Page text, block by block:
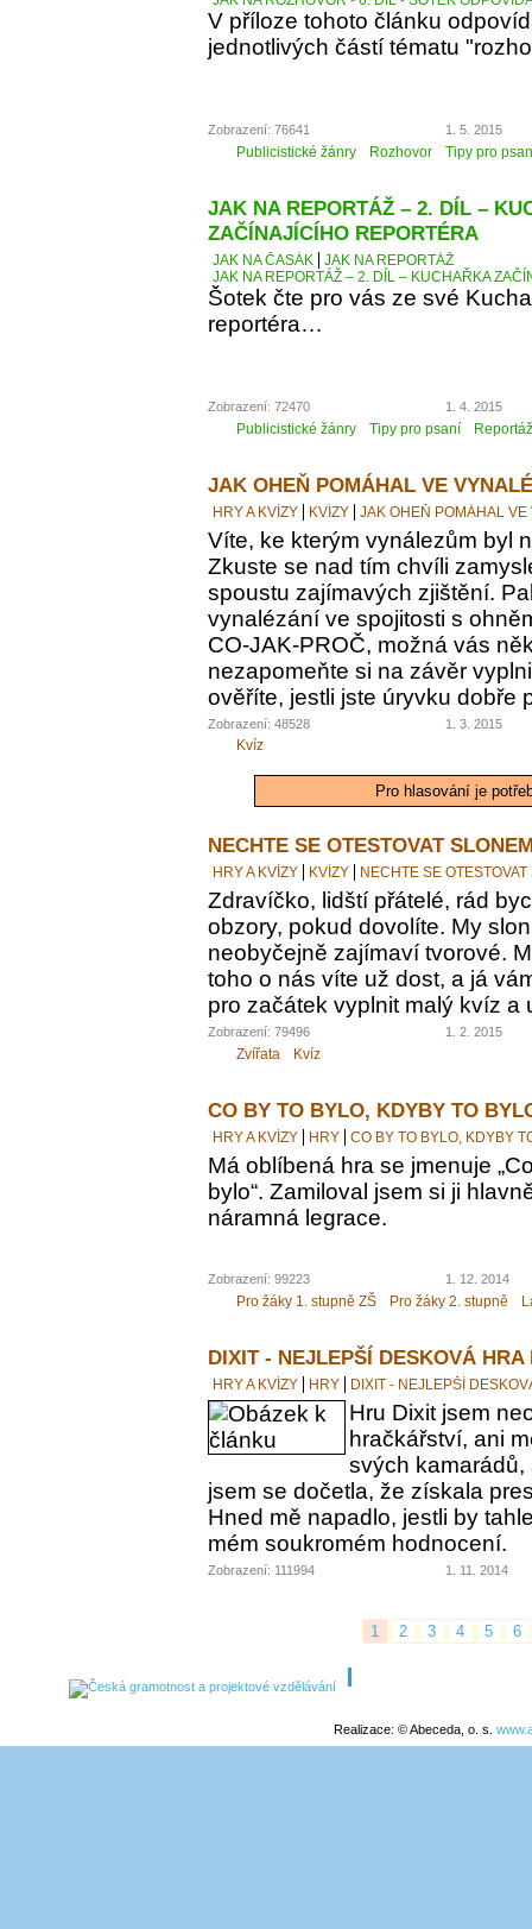
V příloze tohoto článku
jednotlivých částí tématu
Zobrazení: 76641 1. 5. 2015
Publicistické žánry Rozhovor Tipy pro
JAK NA REPORTÁŽ – 2. DÍL –
ZAČÍNAJÍCÍHO REPORTÉRA
JAK NA ČASÁK
JAK NA REPORTÁŽ
JAK NA REPORTÁŽ – 2. DÍL – KUCHAŘKA
Šotek čte pro vás ze své
reportéra…
Zobrazení: 72470 1. 4. 2015
Publicistické žánry Tipy pro psaní Reportáž
JAK OHEŇ POMÁHAL VE
HRY A KVÍZY KVÍZY JAK OHEŇ POMÁHAL VE
Víte, ke kterým vynálezům byl
Zkuste se nad tím chvíli
spoustu zajímavých zjištění.
vynalézání ve spojitosti s
CO-JAK-PROČ, možná vás
nezapomeňte si na závěr
ověříte, jestli jste úryvku dobře
Zobrazení: 48528 1. 3. 2015
Kvíz
Pro hlasování je
NECHTE SE OTESTOVAT
HRY A KVÍZY KVÍZY NECHTE SE
Zdravíčko, lidští přátelé, rád
obzory, pokud dovolíte. My
neobyčejně zajímaví tvorové.
toho o nás víte už dost, a já
pro začátek vyplnit malý kvíz a
Zobrazení: 79496 1. 2. 2015
Zvířata Kvíz
CO BY TO BYLO, KDYBY TO
HRY A KVÍZY HRY CO BY TO BYLO, KDYBY
Má oblíbená hra se jmenuje
bylo“. Zamiloval jsem si ji
náramná legrace.
Zobrazení: 99223 1. 12. 2014
Pro žáky 1. stupně ZŠ Pro žáky 2. stupně
DIXIT - NEJLEPŠÍ DESKOVÁ HRA
HRY A KVÍZY HRY DIXIT - NEJLEPŠÍ
Hru Dixit jsem
hračkářství, ani
svých kamarádů,
jsem se dočetla, že získala
Hned mě napadlo, jestli by
mém soukromém hodnocení.
Zobrazení: 111994 1. 11. 2014
1 2 3 4 5 6
Realizace: © Abeceda, o. s.